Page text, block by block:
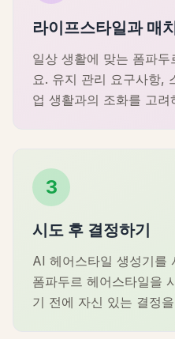
라이프스타일과 매
일상 생활에 맞는 폼파
요. 유지 관리 요구사항,
업 생활과의 조화를 고려
3
시도 후 결정하기
AI 헤어스타일 생성기를
폼파두르 헤어스타일을
기 전에 자신 있는 결정